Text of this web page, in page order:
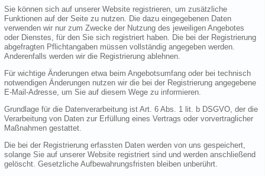
Sie können sich auf unserer Website registrieren, um zusätzliche
Funktionen auf der Seite zu nutzen. Die dazu eingegebenen Daten
verwenden wir nur zum Zwecke der Nutzung des jeweiligen Angebotes
oder Dienstes, für den Sie sich registriert haben. Die bei der Registrierung
abgefragten Pflichtangaben müssen vollständig angegeben werden.
Anderenfalls werden wir die Registrierung ablehnen.
Für wichtige Änderungen etwa beim Angebotsumfang oder bei technisch
notwendigen Änderungen nutzen wir die bei der Registrierung angegebene
E-Mail-Adresse, um Sie auf diesem Wege zu informieren.
Grundlage für die Datenverarbeitung ist Art. 6 Abs. 1 lit. b DSGVO, der die
Verarbeitung von Daten zur Erfüllung eines Vertrags oder vorvertraglicher
Maßnahmen gestattet.
Die bei der Registrierung erfassten Daten werden von uns gespeichert,
solange Sie auf unserer Website registriert sind und werden anschließend
gelöscht. Gesetzliche Aufbewahrungsfristen bleiben unberührt.